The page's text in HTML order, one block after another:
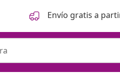
Envío gratis a